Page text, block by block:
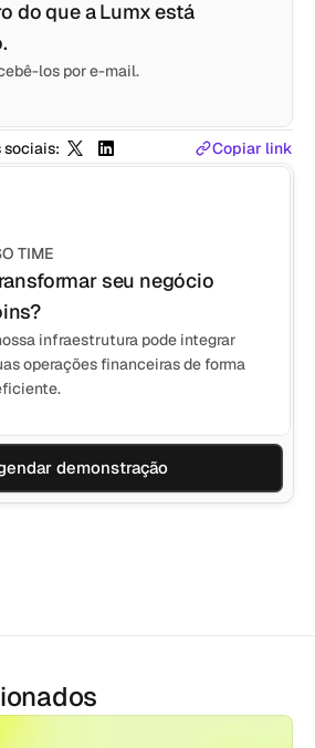
do que a Lumx está
los por e-mail.
sociais: Copiar link
TIME
seu negócio
infraestrutura pode integrar
operações financeiras de forma
demonstração